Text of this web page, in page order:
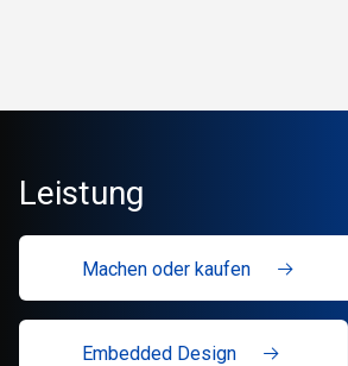
Leistung
Machen oder kaufen
Embedded Design